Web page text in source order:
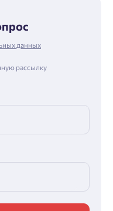
данных
рассылку